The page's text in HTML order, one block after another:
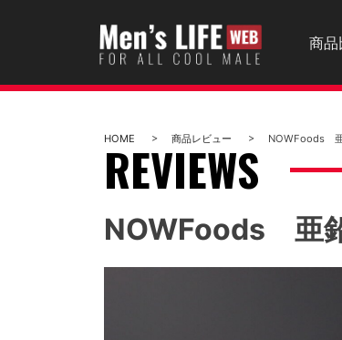
商品
HOME 商品レビュー NOWFoods 亜
REVIEWS
NOWFoods 亜